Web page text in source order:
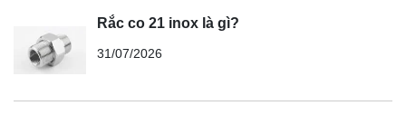
Rắc co 21 inox là gì?
31/07/2026